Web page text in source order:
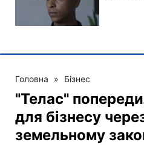
Головна » Бізнес
"Телас"
для бізнесу
земельному